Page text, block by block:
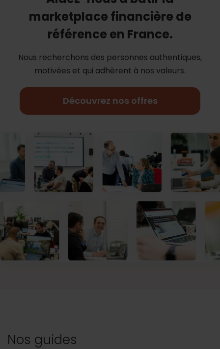
marketplace financière de
référence en France.
Nous recherchons des personnes authentiques,
motivées et qui adhèrent à nos valeurs.
Découvrez nos offres
Nos guides